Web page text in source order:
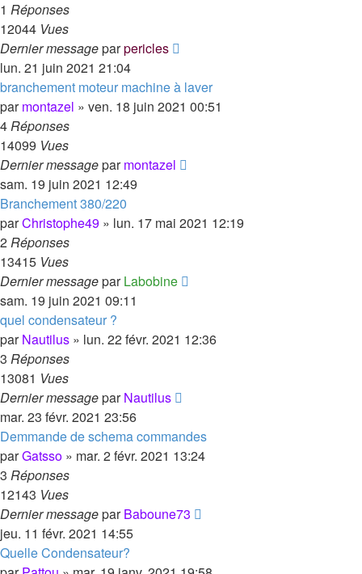
1 Réponses
12044 Vues
Dernier messageparpericles
lun. 21 juin 2021 21:04
branchement moteur machine à laver
parmontazel » ven. 18 juin 2021 00:51
4Réponses
14099 Vues
Dernier messageparmontazel
sam. 19 juin 2021 12:49
Branchement 380/220
parChristophe49 » lun. 17 mai 2021 12:19
2Réponses
13415 Vues
Dernier messageparLabobine
sam. 19 juin 2021 09:11
quel condensateur ?
parNautilus » lun. 22 févr. 2021 12:36
3 Réponses
13081 Vues
Dernier messageparNautilus
mar. 23 févr. 2021 23:56
Demmande de schema commandes
parGatsso » mar. 2 févr. 2021 13:24
3 Réponses
12143 Vues
Dernier messageparBaboune73
jeu. 11 févr. 2021 14:55
Quelle Condensateur?